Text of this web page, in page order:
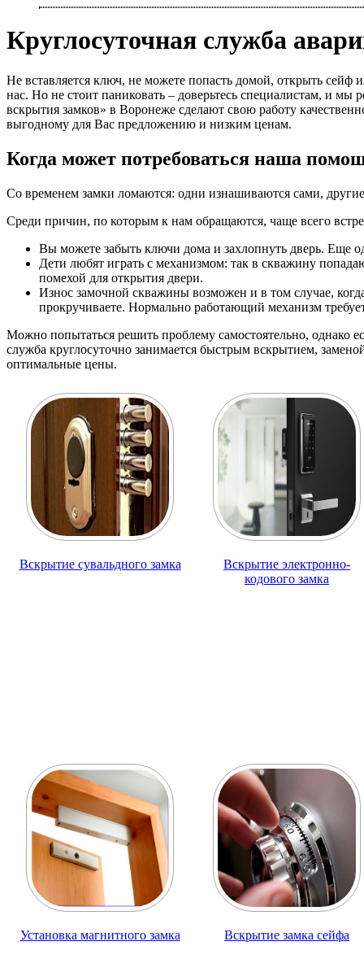
Круглосуточная служба
Не вставляется ключ, не можете попасть домой, открыть
нас. Но не стоит паниковать – доверьтесь специалистам, и
вскрытия замков» в Воронеже сделают свою работу
выгодному для Вас предложению и низким ценам.
Когда может потребоваться наша
Со временем замки ломаются: одни изнашиваются сами,
Среди причин, по которым к нам обращаются, чаще всего
Вы можете забыть ключи дома и захлопнуть дверь. Еще
Дети любят играть с механизмом: так в скважину
помехой для открытия двери.
Износ замочной скважины возможен и в том случае,
прокручиваете. Нормально работающий механизм
Можно попытаться решить проблему самостоятельно, однако
служба круглосуточно занимается быстрым вскрытием,
оптимальные цены.
Вскрытие сувальдного замка
Вскрытие электронно-
кодового замка
Установка магнитного замка Вскрытие замка сейфа